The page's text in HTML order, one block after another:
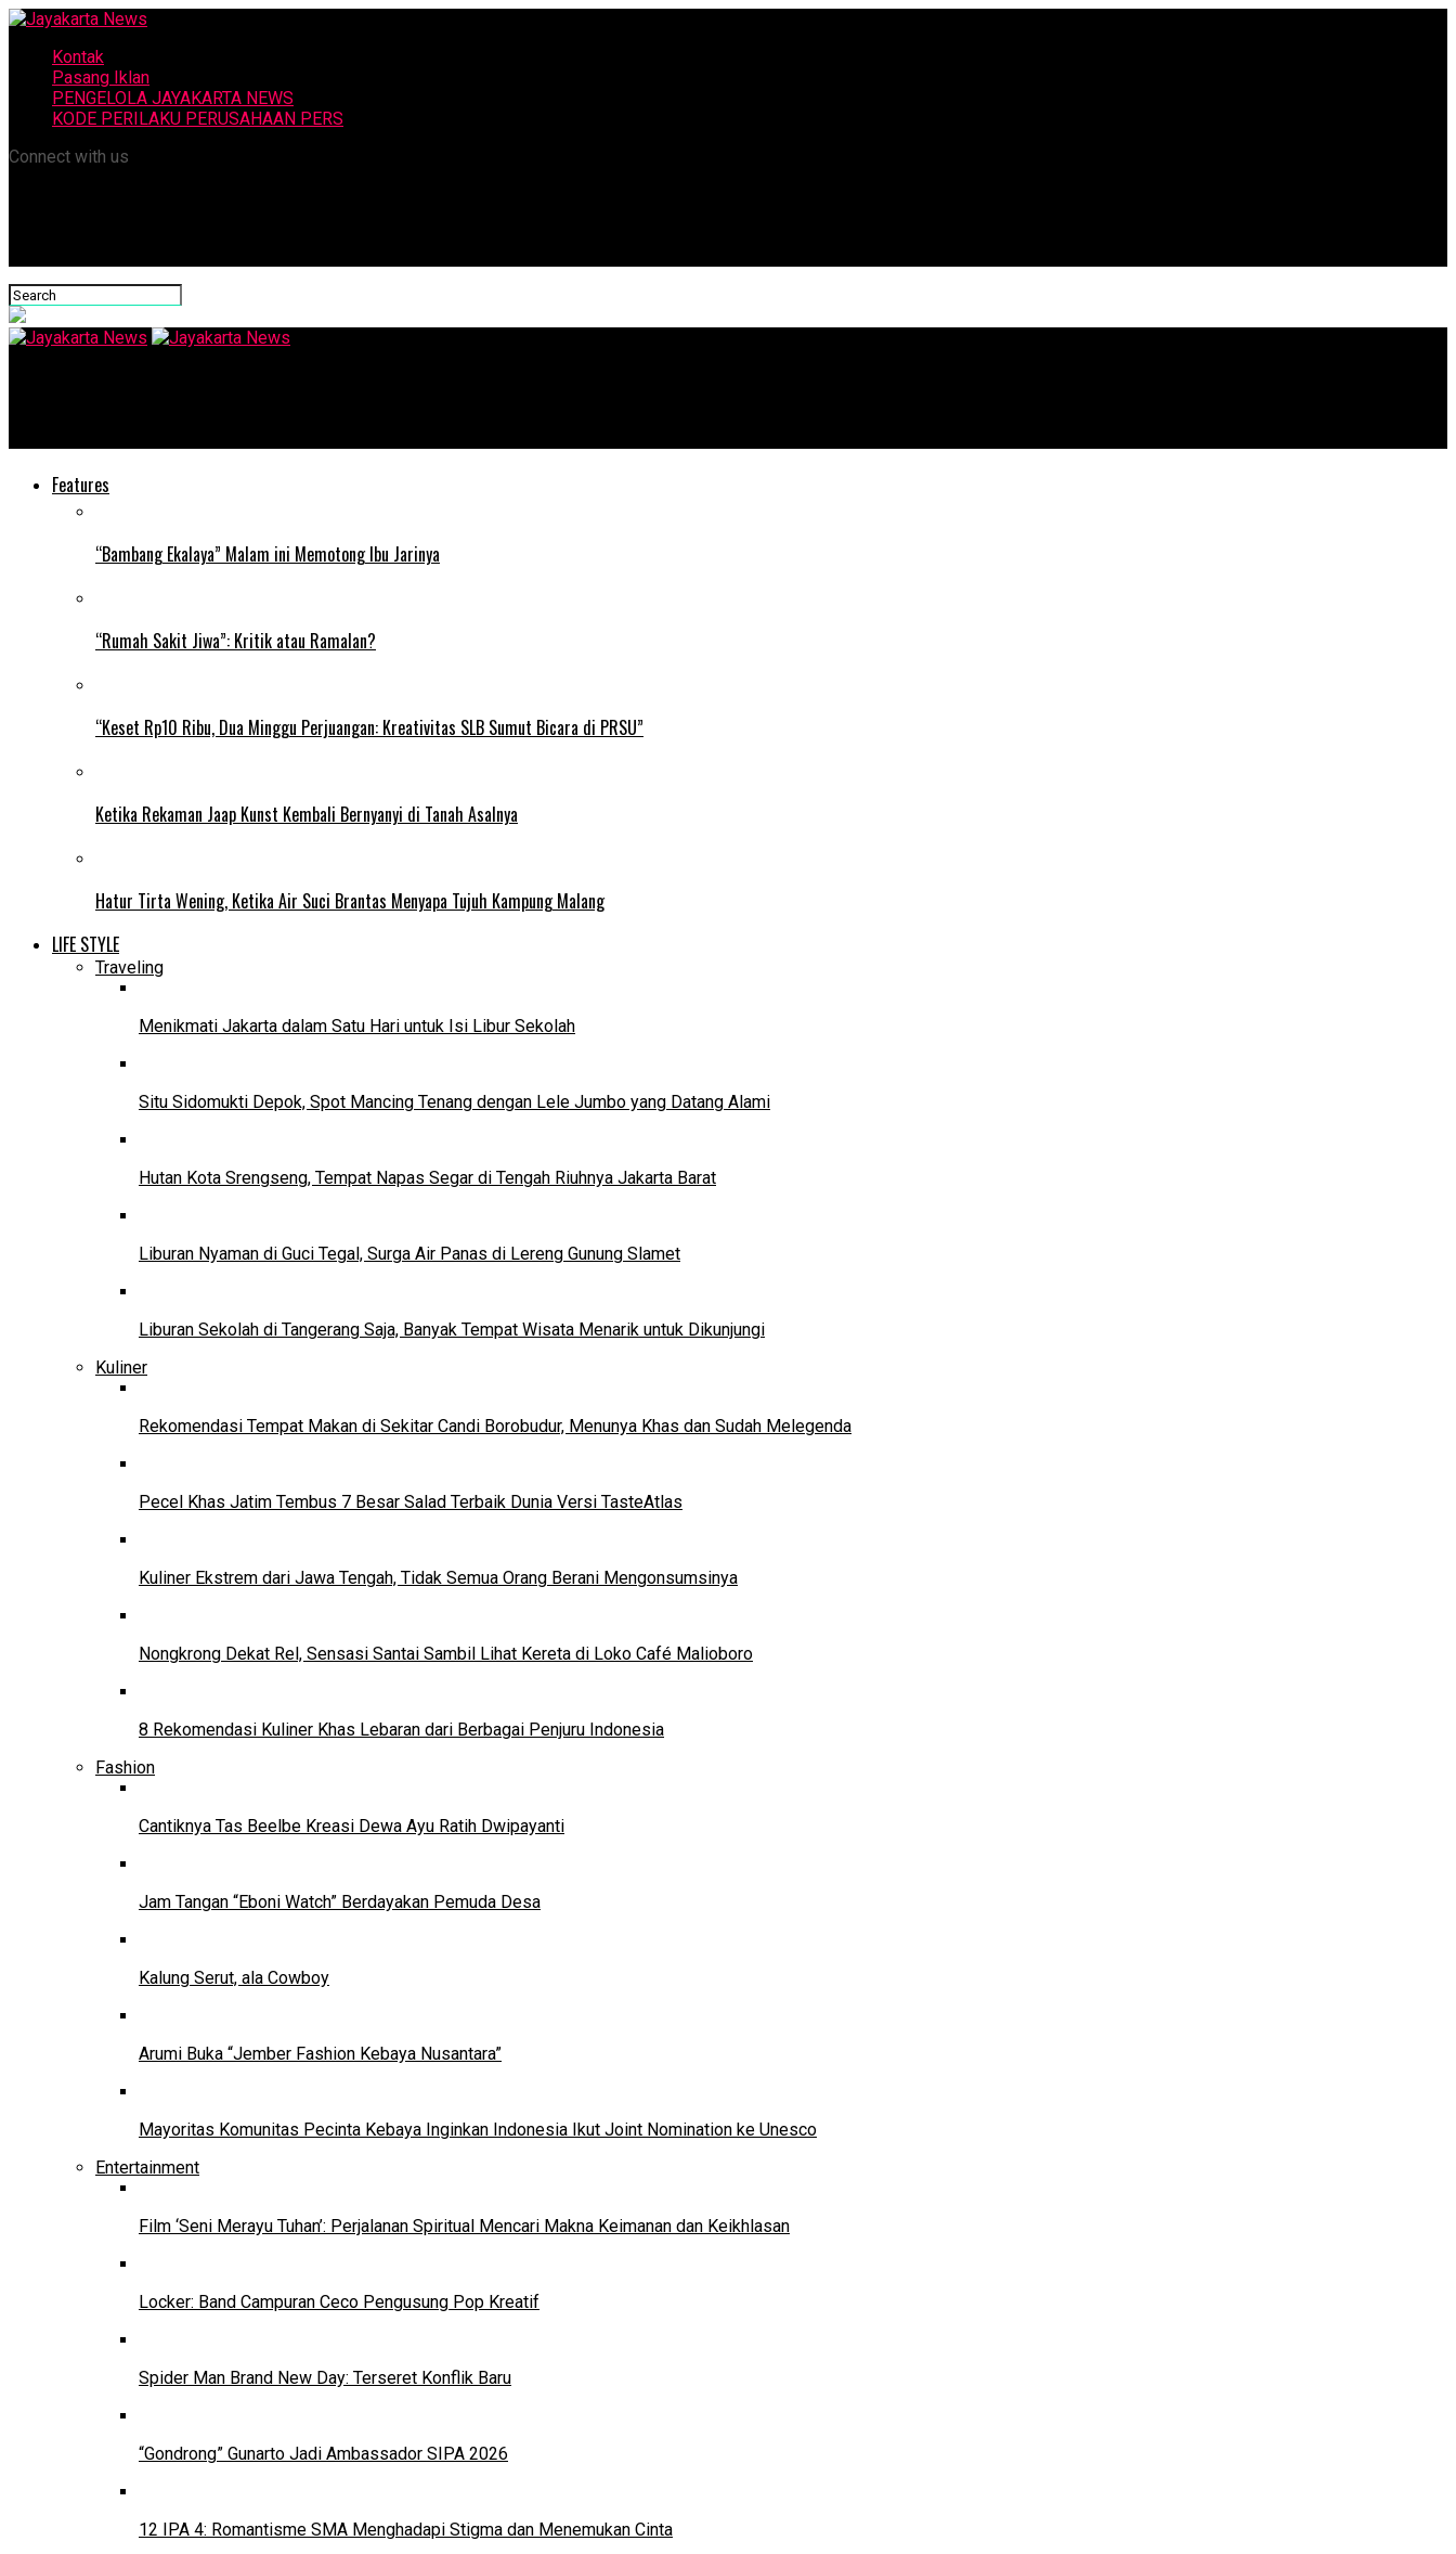
Kontak
Pasang Iklan
PENGELOLA JAYAKARTA NEWS
KODE PERILAKU PERUSAHAAN PERS
Connect with us
Features
“Bambang Ekalaya” Malam ini Memotong Ibu Jarinya
“Rumah Sakit Jiwa”: Kritik atau Ramalan?
“Keset Rp10 Ribu, Dua Minggu Perjuangan: Kreativitas SLB Sumut Bicara di PRSU”
Ketika Rekaman Jaap Kunst Kembali Bernyanyi di Tanah Asalnya
Hatur Tirta Wening, Ketika Air Suci Brantas Menyapa Tujuh Kampung Malang
LIFE STYLE
Traveling
Menikmati Jakarta dalam Satu Hari untuk Isi Libur Sekolah
Situ Sidomukti Depok, Spot Mancing Tenang dengan Lele Jumbo yang Datang Alami
Hutan Kota Srengseng, Tempat Napas Segar di Tengah Riuhnya Jakarta Barat
Liburan Nyaman di Guci Tegal, Surga Air Panas di Lereng Gunung Slamet
Liburan Sekolah di Tangerang Saja, Banyak Tempat Wisata Menarik untuk Dikunjungi
Kuliner
Rekomendasi Tempat Makan di Sekitar Candi Borobudur, Menunya Khas dan Sudah Melegenda
Pecel Khas Jatim Tembus 7 Besar Salad Terbaik Dunia Versi TasteAtlas
Kuliner Ekstrem dari Jawa Tengah, Tidak Semua Orang Berani Mengonsumsinya
Nongkrong Dekat Rel, Sensasi Santai Sambil Lihat Kereta di Loko Café Malioboro
8 Rekomendasi Kuliner Khas Lebaran dari Berbagai Penjuru Indonesia
Fashion
Cantiknya Tas Beelbe Kreasi Dewa Ayu Ratih Dwipayanti
Jam Tangan “Eboni Watch” Berdayakan Pemuda Desa
Kalung Serut, ala Cowboy
Arumi Buka “Jember Fashion Kebaya Nusantara”
Mayoritas Komunitas Pecinta Kebaya Inginkan Indonesia Ikut Joint Nomination ke Unesco
Entertainment
Film ‘Seni Merayu Tuhan’: Perjalanan Spiritual Mencari Makna Keimanan dan Keikhlasan
Locker: Band Campuran Ceco Pengusung Pop Kreatif
Spider Man Brand New Day: Terseret Konflik Baru
“Gondrong” Gunarto Jadi Ambassador SIPA 2026
12 IPA 4: Romantisme SMA Menghadapi Stigma dan Menemukan Cinta